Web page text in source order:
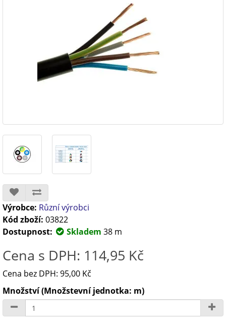
Výrobce: Různí výrobci
Kód zboží: 03822
Dostupnost:
Skladem 38 m
Cena s DPH: 114,95 Kč
Cena bez DPH: 95,00 Kč
Množství (Množstevní jednotka: m)